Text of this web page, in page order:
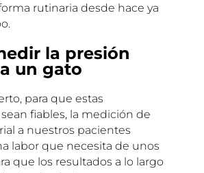
rutinaria desde hace ya
la presión
un gato
para que estas
fiables, la medición de
a nuestros pacientes
labor que necesita de unos
que los resultados a lo largo